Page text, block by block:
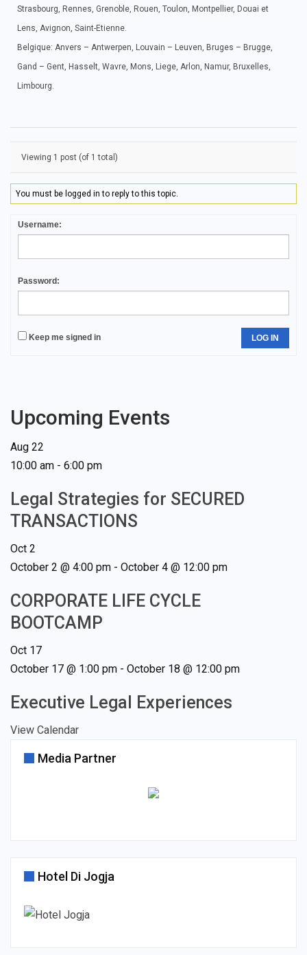
Strasbourg, Rennes, Grenoble, Rouen, Toulon, Montpellier, Douai et
Lens, Avignon, Saint-Etienne.
Belgique: Anvers – Antwerpen, Louvain – Leuven, Bruges – Brugge,
Gand – Gent, Hasselt, Wavre, Mons, Liege, Arlon, Namur, Bruxelles,
Limbourg.
Viewing 1 post (of 1 total)
You must be logged in to reply to this topic.
Username:
Password:
Keep me signed in LOG IN
Upcoming Events
Aug 22
10:00 am - 6:00 pm
Legal Strategies for SECURED
TRANSACTIONS
Oct 2
October 2 @ 4:00 pm - October 4 @ 12:00 pm
CORPORATE LIFE CYCLE
BOOTCAMP
Oct 17
October 17 @ 1:00 pm - October 18 @ 12:00 pm
Executive Legal Experiences
View Calendar
Media Partner
Hotel Di Jogja